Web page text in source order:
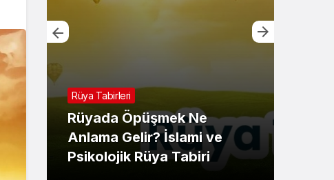
Rüya Tabirleri
Rüyada Öpüşmek Ne
Anlama Gelir? İslami ve
Psikolojik Rüya Tabiri